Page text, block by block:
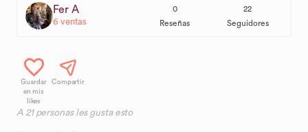
Fer A
6 ventas
0
Reseñas
22
Seguidores
Guardar
en mis
likes
Compartir
A 21personas les gusta esto